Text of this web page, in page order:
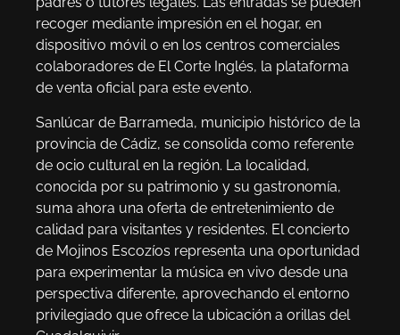
recoger mediante impresión en el hogar, en
dispositivo móvil o en los centros comerciales
colaboradores de El Corte Inglés, la plataforma
de venta oficial para este evento.
Sanlúcar de Barrameda, municipio histórico de la
provincia de Cádiz, se consolida como referente
de ocio cultural en la región. La localidad,
conocida por su patrimonio y su gastronomía,
suma ahora una oferta de entretenimiento de
calidad para visitantes y residentes. El concierto
de Mojinos Escozíos representa una oportunidad
para experimentar la música en vivo desde una
perspectiva diferente, aprovechando el entorno
privilegiado que ofrece la ubicación a orillas del